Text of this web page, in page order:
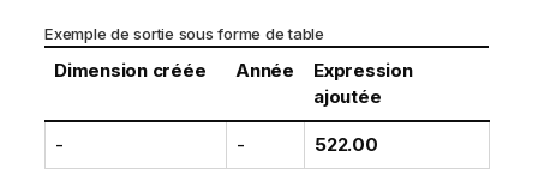
Exemple de sortie sous forme de table
Dimension créée Année
Expression
ajoutée
- - 522.00